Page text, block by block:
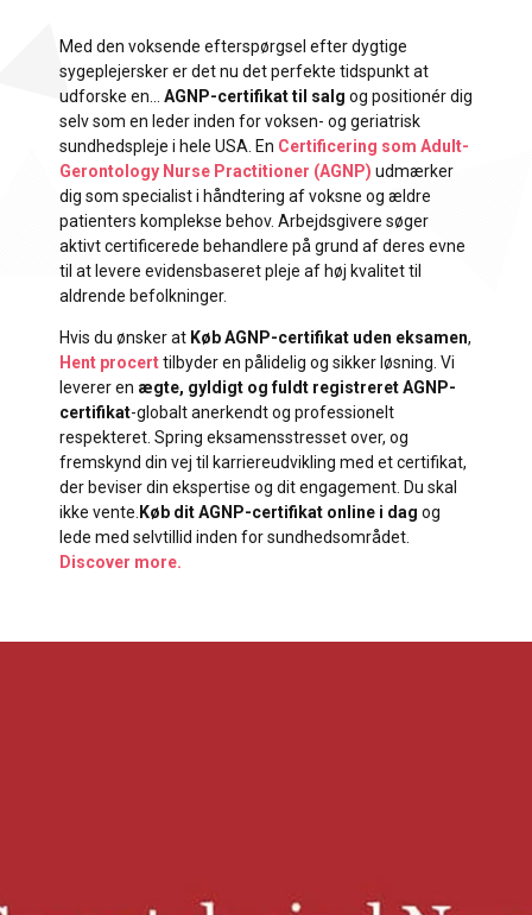
Med den voksende efterspørgsel efter dygtige
sygeplejersker er det nu det perfekte tidspunkt at
udforske en... AGNP-certifikat til salg og positionér dig
selv som en leder inden for voksen- og geriatrisk
sundhedspleje i hele USA. En Certificering som Adult-
Gerontology Nurse Practitioner (AGNP) udmærker
dig som specialist i håndtering af voksne og ældre
patienters komplekse behov. Arbejdsgivere søger
aktivt certificerede behandlere på grund af deres evne
til at levere evidensbaseret pleje af høj kvalitet til
aldrende befolkninger.
Hvis du ønsker at Køb AGNP-certifikat uden eksamen,
Hent procerttilbyder en pålidelig og sikker løsning. Vi
leverer en ægte, gyldigt og fuldt registreret AGNP-
certifikat-globalt anerkendt og professionelt
respekteret. Spring eksamensstresset over, og
fremskynd din vej til karriereudvikling med et certifikat,
der beviser din ekspertise og dit engagement. Du skal
ikke vente. Køb dit AGNP-certifikat online i dag og
lede med selvtillid inden for sundhedsområdet.
Discover more.